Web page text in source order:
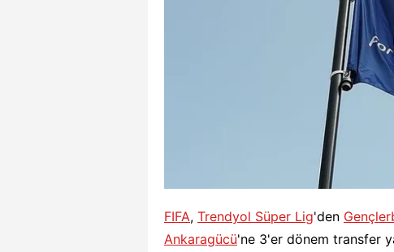
FIFA, Trendyol Süper Lig'den
Ankaragücü'ne 3'er dönem transfer